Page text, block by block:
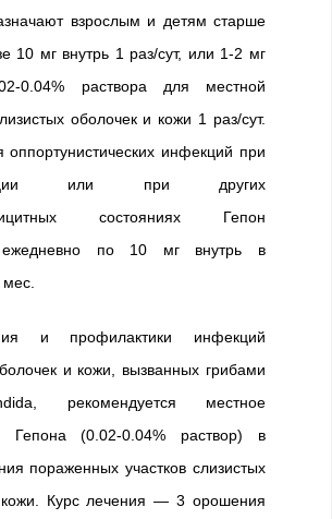
взрослым и детям старше
10 мг внутрь 1 раз/сут, или 1-2 мг
0.04% раствора для местной
оболочек и кожи 1 раз/сут.
оппортунистических инфекций при
или при других
состояниях Гепон
ежедневно по 10 мг внутрь в
и профилактики инфекций
и кожи, вызванных грибами
рекомендуется местное
Гепона (0.02-0.04% раствор) в
пораженных участков слизистых
Курс лечения — 3 орошения